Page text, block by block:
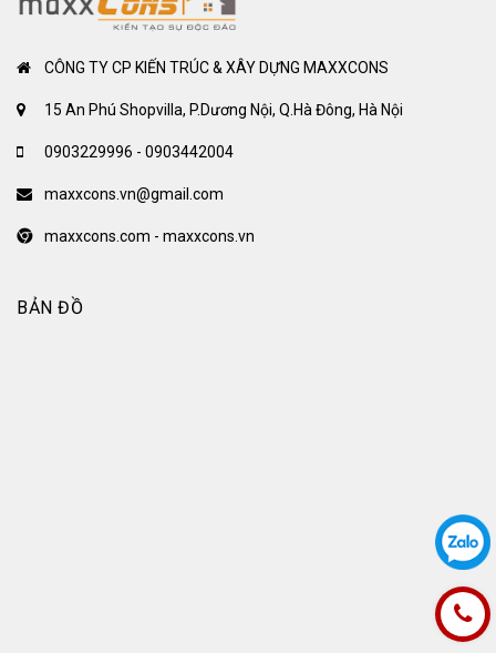
CÔNG TY CP KIẾN TRÚC & XÂY DỰNG MAXXCONS
15 An Phú Shopvilla, P.Dương Nội, Q.Hà Đông, Hà Nội
0903229996 - 0903442004
maxxcons.vn@gmail.com
maxxcons.com - maxxcons.vn
BẢN ĐỒ